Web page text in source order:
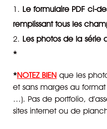
Le formulaire PDF ci-
remplissant tous les
Les photos de la série
*
*NOTEZ BIEN que les
et sans marges au format
…). Pas de portfolio,
sites internet ou de